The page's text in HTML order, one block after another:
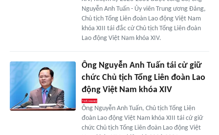
Nguyễn Anh Tuấn - Ủy viên Trung ương Đảng,
Chủ tịch Tổng Liên đoàn Lao động Việt Nam
khóa XIII tái đắc cử Chủ tịch Tổng Liên đoàn
Lao động Việt Nam khóa XIV.
Ông Nguyễn Anh Tuấn tái cử giữ
chức Chủ tịch Tổng Liên đoàn Lao
động Việt Nam khóa XIV
Ông Nguyễn Anh Tuấn, Chủ tịch Tổng Liên
đoàn Lao động Việt Nam khóa XIII tái cử giữ
chức Chủ tịch Tổng Liên đoàn Lao động Việt